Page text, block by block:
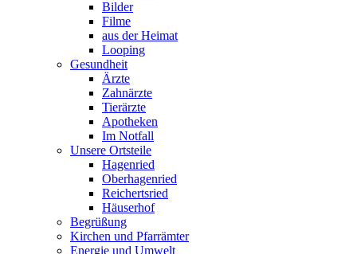
Bilder
Filme
aus der Heimat
Looping
Gesundheit
Ärzte
Zahnärzte
Tierärzte
Apotheken
Im Notfall
Unsere Ortsteile
Hagenried
Oberhagenried
Reichertsried
Häuserhof
Begrüßung
Kirchen und Pfarrämter
Energie und Umwelt